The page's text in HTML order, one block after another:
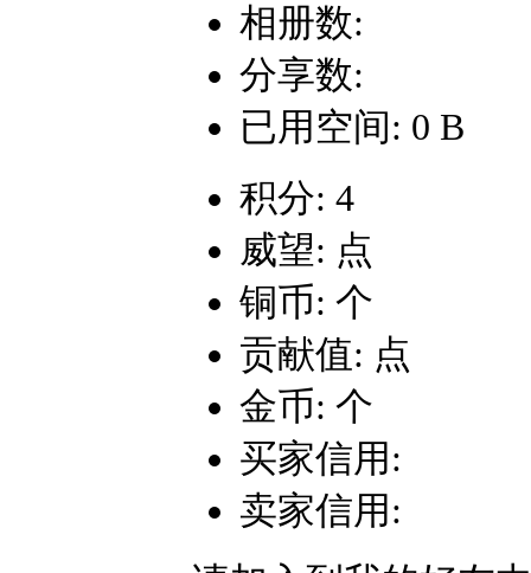
相册数:
分享数:
已用空间: 0 B
积分: 4
威望: 点
铜币: 个
贡献值: 点
金币: 个
买家信用:
卖家信用: